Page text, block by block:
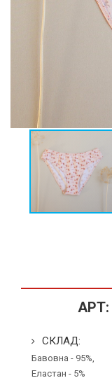
АРТ:
СКЛАД:
Бавовна - 95%,
Еластан - 5%